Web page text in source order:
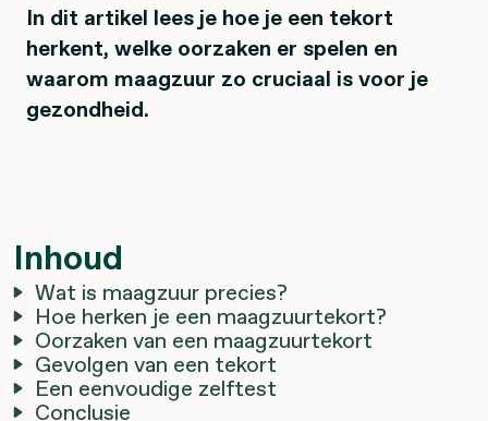
In dit artikel lees je hoe je een tekort
herkent, welke oorzaken er spelen en
waarom maagzuur zo cruciaal is voor je
gezondheid.
Inhoud
Wat is maagzuur precies?
Hoe herken je een maagzuurtekort?
Oorzaken van een maagzuurtekort
Gevolgen van een tekort
Een eenvoudige zelftest
Conclusie